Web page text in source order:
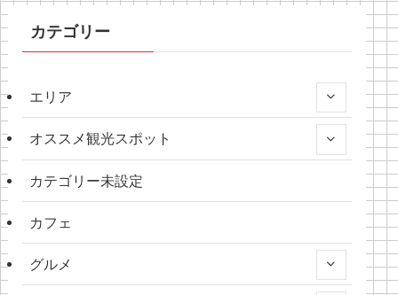
カテゴリー
エリア
オススメ観光スポット
カテゴリー未設定
カフェ
グルメ